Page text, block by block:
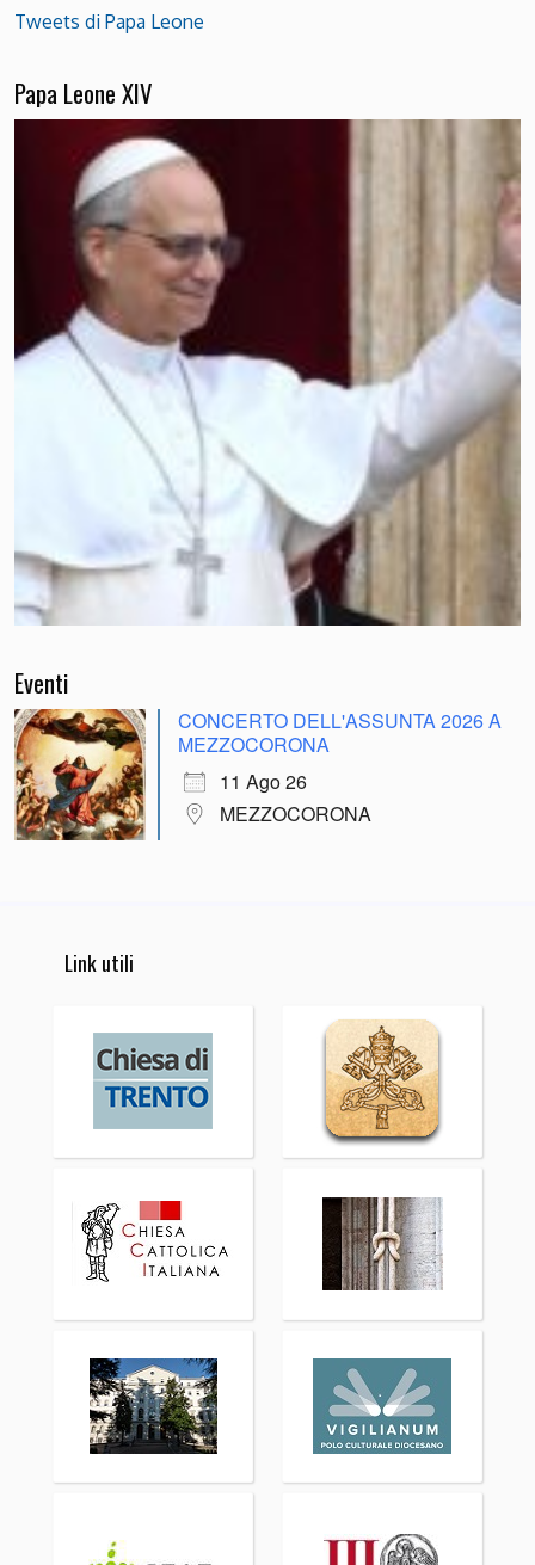
Tweets di Papa Leone
Papa Leone XIV
Eventi
CONCERTO DELL'ASSUNTA 2026 A
MEZZOCORONA
11 Ago 26
MEZZOCORONA
Link utili